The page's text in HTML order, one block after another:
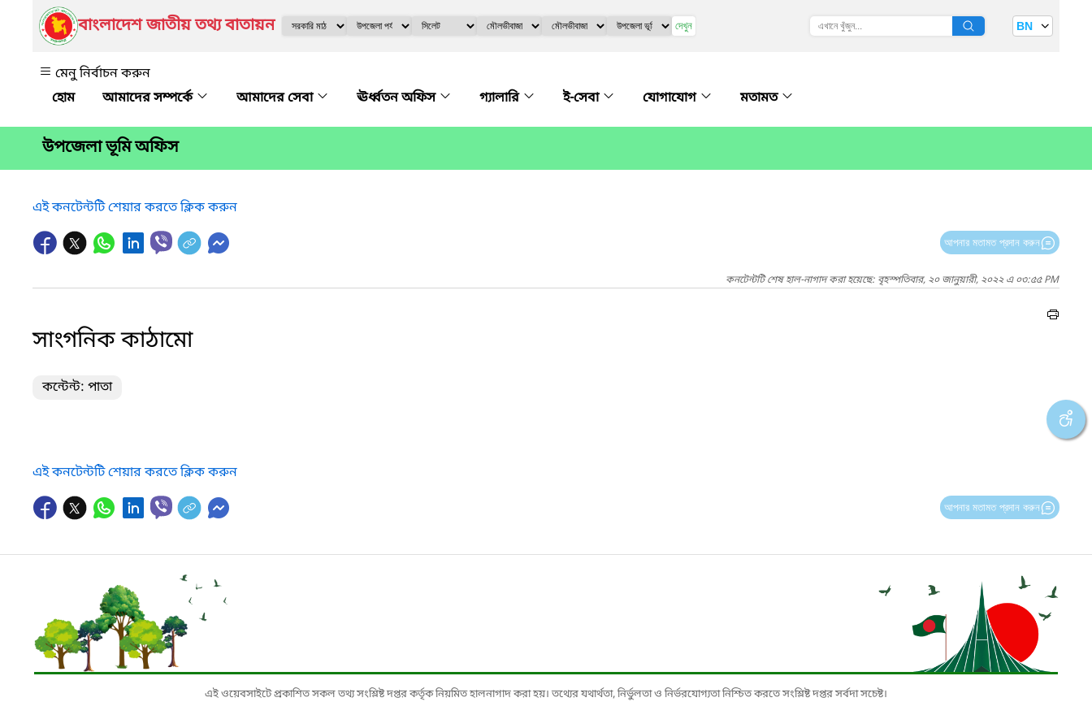
বাংলাদেশ জাতীয় তথ্য বাতায়ন দেখুন BN
মেনু নির্বাচন করুন
আমাদের সম্পর্কে
আমাদের সেবা ঊর্ধ্বতন অফিস গ্যালারি ই-সেবা যোগাযোগ মতামত
উপজেলা ভূমি অফিস
এই কনটেন্টটি শেয়ার করতে ক্লিক করুন
আপনার মতামত প্রদান করুন
কনটেন্টটি শেষ হাল-নাগাদ করা হয়েছে: বৃহস্পতিবার, ২০ জানুয়ারী, ২০২২ এ ০৩:৫৫ PM
সাংগনিক কাঠামো
কন্টেন্ট: পাতা
এই কনটেন্টটি শেয়ার করতে ক্লিক করুন
আপনার মতামত প্রদান করুন
এই ওয়েবসাইটে প্রকাশিত সকল তথ্য সংশ্লিষ্ট দপ্তর কর্তৃক নিয়মিত হালনাগাদ করা হয়। তথ্যের যথার্থতা, নির্ভুলতা ও নির্ভরযোগ্যতা নিশ্চিত করতে সংশ্লিষ্ট দপ্তর সর্বদা সচেষ্ট।